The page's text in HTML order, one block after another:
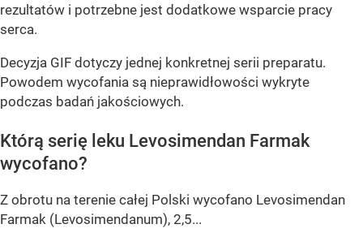
rezultatów i potrzebne jest dodatkowe wsparcie pracy
serca.
Decyzja GIF dotyczy jednej konkretnej serii preparatu.
Powodem wycofania są nieprawidłowości wykryte
podczas badań jakościowych.
Którą serię leku Levosimendan Farmak
wycofano?
Z obrotu na terenie całej Polski wycofano Levosimendan
Farmak (Levosimendanum), 2,5...